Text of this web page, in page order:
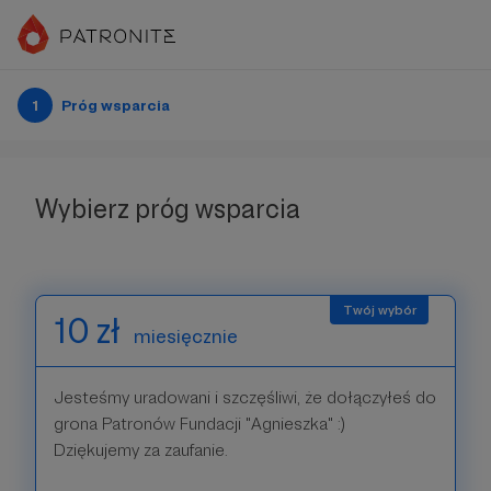
1 Próg wsparcia
Wybierz próg wsparcia
10 zł miesięcznie
Jesteśmy uradowani i szczęśliwi, że dołączyłeś do
grona Patronów Fundacji "Agnieszka" :)
Dziękujemy za zaufanie.